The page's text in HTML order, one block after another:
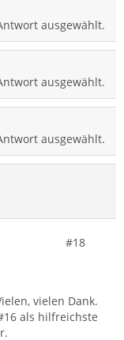
ausgewählt.
ausgewählt.
ausgewählt.
#18
vielen Dank.
als hilfreichste